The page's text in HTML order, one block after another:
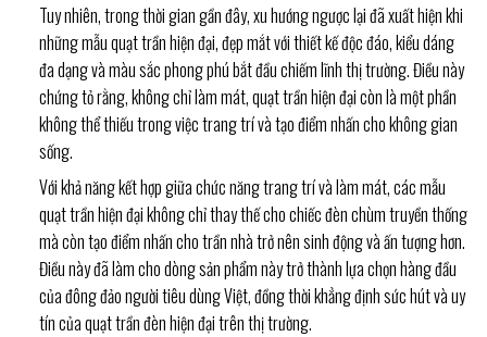
Tuy nhiên, trong thời gian gần đây, xu hướng ngược lại đã xuất hiện khi
những mẫu quạt trần hiện đại, đẹp mắt với thiết kế độc đáo, kiểu dáng
đa dạng và màu sắc phong phú bắt đầu chiếm lĩnh thị trường. Điều này
chứng tỏ rằng, không chỉ làm mát, quạt trần hiện đại còn là một phần
không thể thiếu trong việc trang trí và tạo điểm nhấn cho không gian
sống.
Với khả năng kết hợp giữa chức năng trang trí và làm mát, các mẫu
quạt trần hiện đại không chỉ thay thế cho chiếc đèn chùm truyền thống
mà còn tạo điểm nhấn cho trần nhà trở nên sinh động và ấn tượng hơn.
Điều này đã làm cho dòng sản phẩm này trở thành lựa chọn hàng đầu
của đông đảo người tiêu dùng Việt, đồng thời khẳng định sức hút và uy
tín của quạt trần đèn hiện đại trên thị trường.